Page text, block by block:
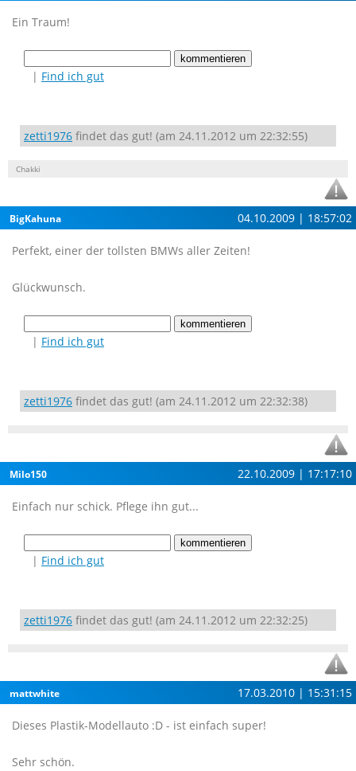
Ein Traum!
| Find ich gut
zetti1976 findet das gut! (am 24.11.2012 um 22:32:55)
Chakki
BigKahuna 04.10.2009 | 18:57:02
Perfekt, einer der tollsten BMWs aller Zeiten!
Glückwunsch.
| Find ich gut
zetti1976 findet das gut! (am 24.11.2012 um 22:32:38)
Milo150 22.10.2009 | 17:17:10
Einfach nur schick. Pflege ihn gut...
| Find ich gut
zetti1976 findet das gut! (am 24.11.2012 um 22:32:25)
mattwhite 17.03.2010 | 15:31:15
Dieses Plastik-Modellauto :D - ist einfach super!
Sehr schön.